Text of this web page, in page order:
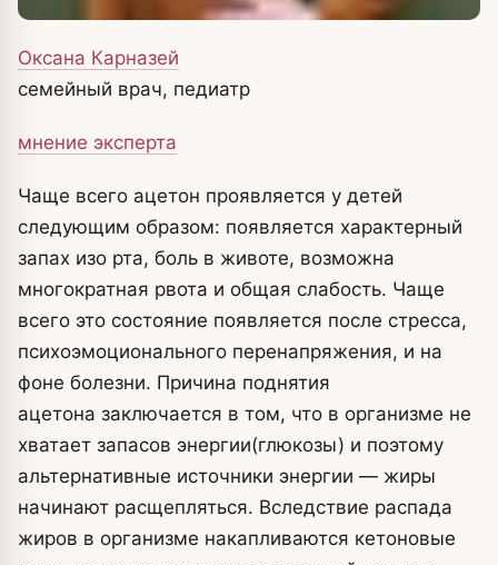
Оксана Карназей
семейный врач, педиатр
мнение эксперта
Чаще всего ацетон проявляется у детей
следующим образом: появляется характерный
запах изо рта, боль в животе, возможна
многократная рвота и общая слабость. Чаще
всего это состояние появляется после стресса,
психоэмоционального перенапряжения, и на
фоне болезни. Причина поднятия
ацетона заключается в том, что в организме не
хватает запасов энергии(глюкозы) и поэтому
альтернативные источники энергии — жиры
начинают расщепляться. Вследствие распада
жиров в организме накапливаются кетоновые